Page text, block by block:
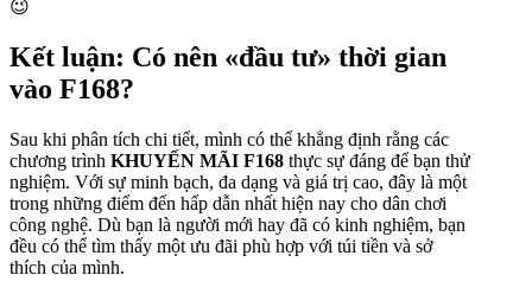
😉
Kết luận: Có nên «đầu tư» thời gian
vào F168?
Sau khi phân tích chi tiết, mình có thể khẳng định rằng các
chương trình KHUYẾN MÃI F168 thực sự đáng để bạn thử
nghiệm. Với sự minh bạch, đa dạng và giá trị cao, đây là một
trong những điểm đến hấp dẫn nhất hiện nay cho dân chơi
công nghệ. Dù bạn là người mới hay đã có kinh nghiệm, bạn
đều có thể tìm thấy một ưu đãi phù hợp với túi tiền và sở
thích của mình.